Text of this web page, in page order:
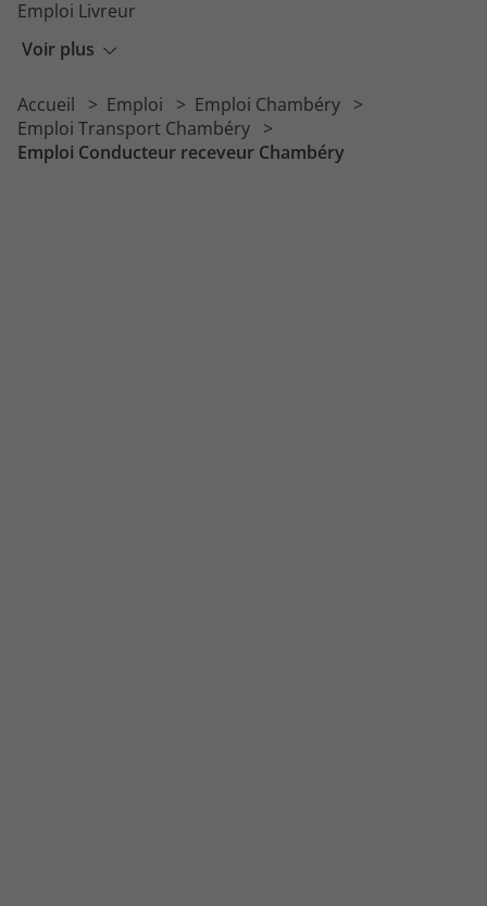
Voir plus
Emploi Livreur
Emploi Chauffeur livreur PL
Emploi Conducteur receveur
Accueil Emploi
Emploi Chambéry
Emploi Transport Chambéry
Emploi Conducteur receveur Chambéry